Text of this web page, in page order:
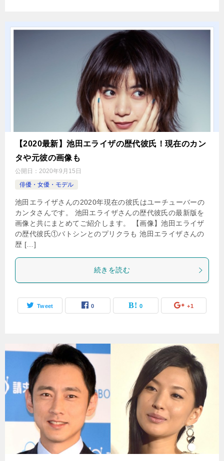
【2020最新】池田エライザの歴代彼氏！現在のカン
タや元彼の画像も
公開日： 2020年9月15日
俳優・女優・モデル
池田エライザさんの2020年現在の彼氏はユーチューバーの
カンタさんです。 池田エライザさんの歴代彼氏の最新版を
画像と共にまとめてご紹介します。 【画像】池田エライザ
の歴代彼氏①バトシンとのプリクラも 池田エライザさんの
歴 […]
続きを読む
Tweet 0 0 +1